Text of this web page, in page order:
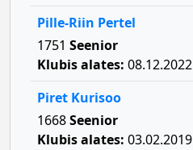
Pille-Riin Pertel
1751 Seenior
Klubis alates: 08.12.2022
Piret Kurisoo
1668Seenior
Klubis alates: 03.02.2019